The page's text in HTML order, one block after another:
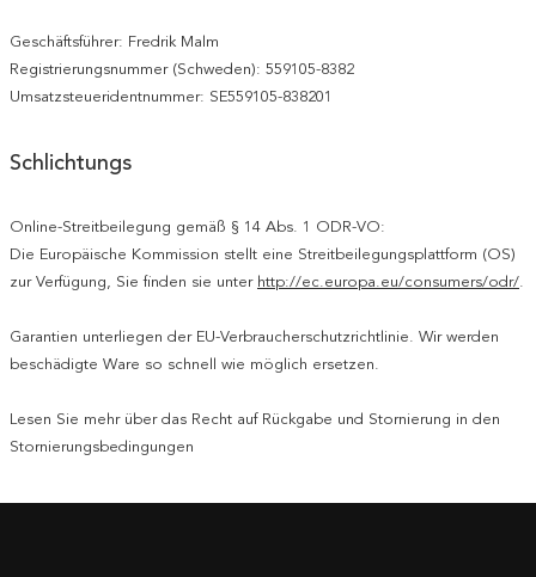
Geschäftsführer: Fredrik Malm
Registrierungsnummer (Schweden): 559105-8382
Umsatzsteueridentnummer: SE559105-838201
Schlichtungs
Online-Streitbeilegung gemäß § 14 Abs. 1 ODR-VO:
Die Europäische Kommission stellt eine Streitbeilegungsplattform (OS)
zur Verfügung, Sie finden sie unter http://ec.europa.eu/consumers/odr/.
Garantien unterliegen der EU-Verbraucherschutzrichtlinie. Wir werden
beschädigte Ware so schnell wie möglich ersetzen.
Lesen Sie mehr über das Recht auf Rückgabe und Stornierung in den
Stornierungsbedingungen